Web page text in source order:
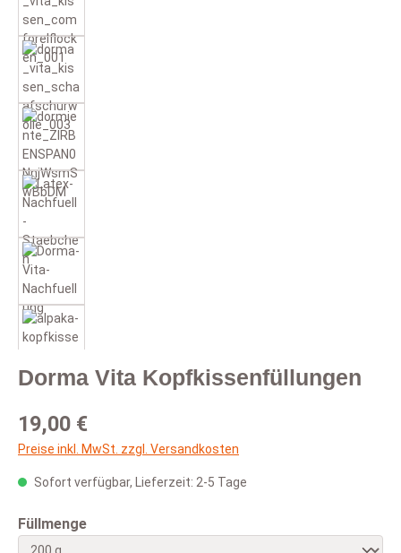
Dorma Vita Kopfkissenfüllungen
Regulärer Preis:
19,00 €
Preise inkl. MwSt. zzgl. Versandkosten
Sofort verfügbar, Lieferzeit: 2-5 Tage
Füllmengeauswählen